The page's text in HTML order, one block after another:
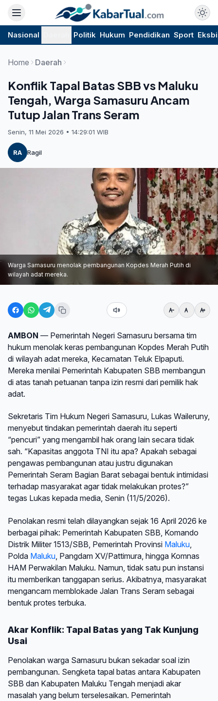
Nasional Politik Hukum Pendidikan Sport
Home Daerah
Konflik Tapal Batas SBB vs Maluku
Tengah, Warga Samasuru Ancam
Tutup Jalan Trans Seram
Senin, 11 Mei 2026 • 14:29:01 WIB
RA Ragil
Warga Samasuru menolak pembangunan Kopdes Merah Putih di
wilayah adat mereka.
AMBON — Pemerintah Negeri Samasuru bersama tim
hukum menolak keras pembangunan Kopdes Merah Putih
di wilayah adat mereka, Kecamatan Teluk Elpaputi.
Mereka menilai Pemerintah Kabupaten SBB membangun
di atas tanah petuanan tanpa izin resmi dari pemilik hak
adat.
Sekretaris Tim Hukum Negeri Samasuru, Lukas Waileruny,
menyebut tindakan pemerintah daerah itu seperti
“pencuri” yang mengambil hak orang lain secara tidak
sah. “Kapasitas anggota TNI itu apa? Apakah sebagai
pengawas pembangunan atau justru digunakan
Pemerintah Seram Bagian Barat sebagai bentuk intimidasi
terhadap masyarakat agar tidak melakukan protes?”
tegas Lukas kepada media, Senin (11/5/2026).
Penolakan resmi telah dilayangkan sejak 16 April 2026 ke
berbagai pihak: Pemerintah Kabupaten SBB, Komando
Distrik Militer 1513/SBB, Pemerintah Provinsi Maluku
Polda Maluku , Pangdam XV/Pattimura, hingga Komnas
HAM Perwakilan Maluku. Namun, tidak satu pun instansi
itu memberikan tanggapan serius. Akibatnya, masyarakat
mengancam memblokade Jalan Trans Seram sebagai
bentuk protes terbuka.
Akar Konflik: Tapal Batas yang Tak Kunjung
Usai
Penolakan warga Samasuru bukan sekadar soal izin
pembangunan. Sengketa tapal batas antara Kabupaten
SBB dan Kabupaten Maluku Tengah menjadi akar
masalah yang belum terselesaikan. Pemerintah